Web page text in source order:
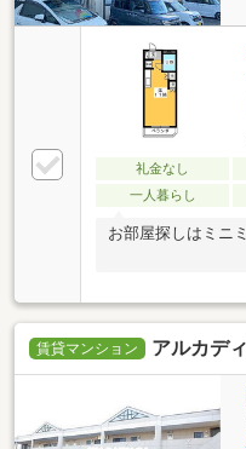
礼金なし
一人暮らし
お部屋探しはミニ
賃貸マンション アルカデ